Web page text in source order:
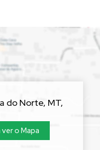
do Norte, MT,
ver o Mapa